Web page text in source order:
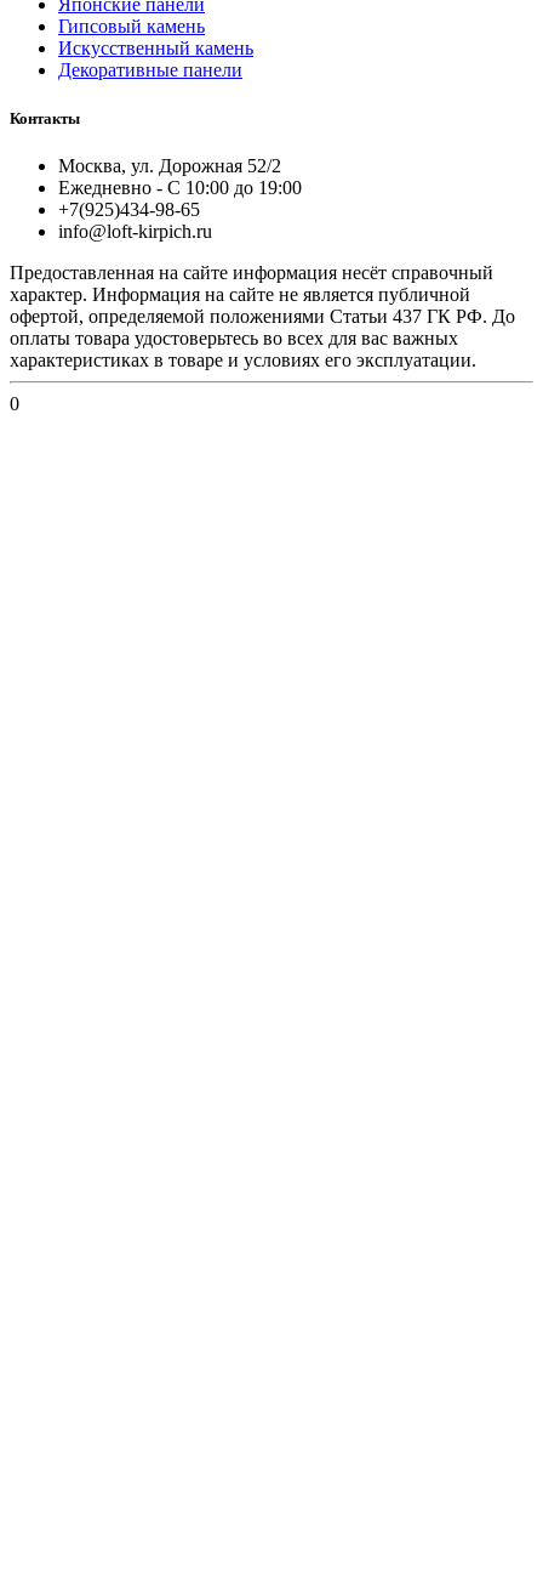
Японские панели
Гипсовый камень
Искусственный камень
Декоративные панели
Контакты
Москва, ул. Дорожная 52/2
Ежедневно - С 10:00 до 19:00
+7(925)434-98-65
info@loft-kirpich.ru
Предоставленная на сайте информация несёт справочный
характер. Информация на сайте не является публичной
офертой, определяемой положениями Статьи 437 ГК РФ. До
оплаты товара удостоверьтесь во всех для вас важных
характеристиках в товаре и условиях его эксплуатации.
0